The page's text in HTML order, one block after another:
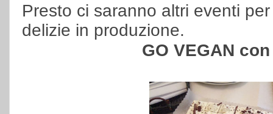
Presto ci saranno altri eventi
delizie in produzione.
GO VEGAN